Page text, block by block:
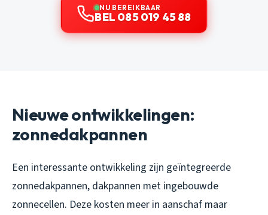
NU BEREIKBAAR
BEL 085 019 45 88
Nieuwe ontwikkelingen:
zonnedakpannen
Een interessante ontwikkeling zijn geïntegreerde
zonnedakpannen, dakpannen met ingebouwde
zonnecellen. Deze kosten meer in aanschaf maar